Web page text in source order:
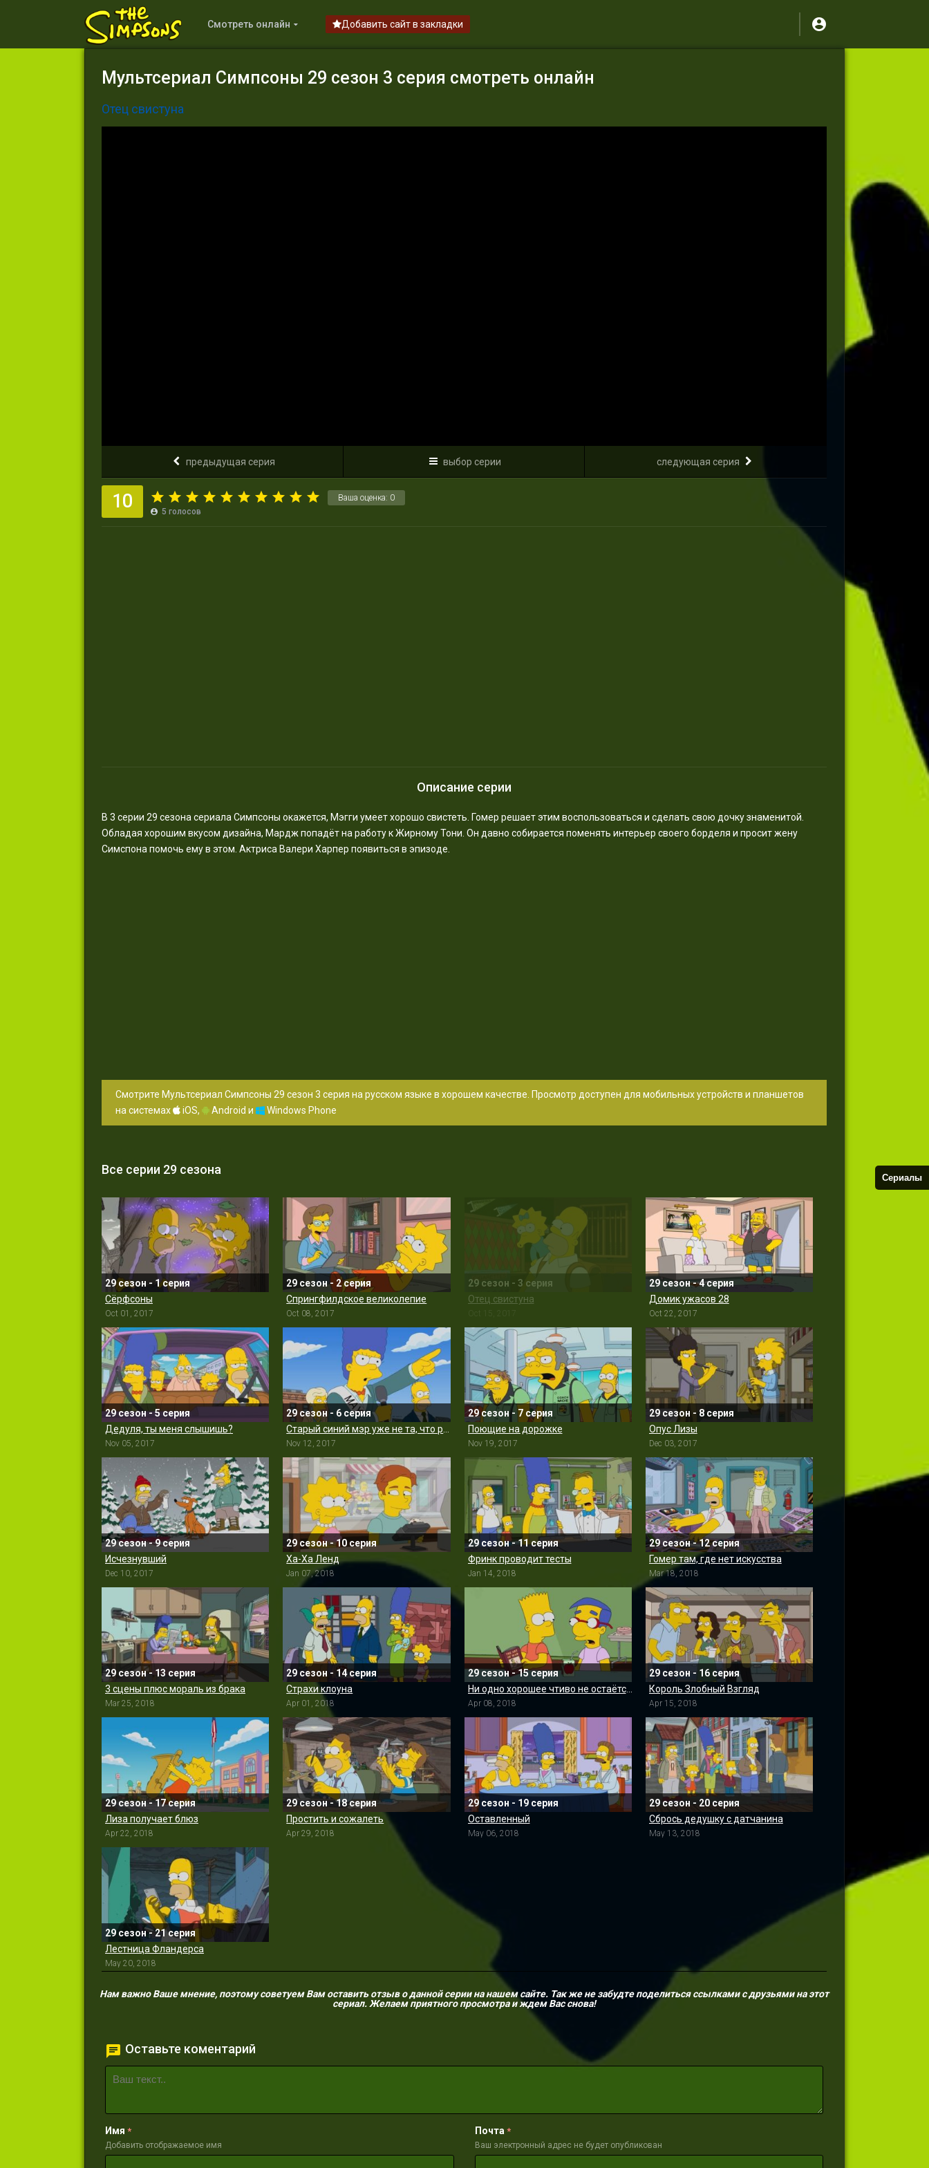
Смотреть онлайн Добавить сайт в закладки
Мультсериал Симпсоны 29 сезон 3 серия смотреть онлайн
Отец свистуна
предыдущая серия выбор серии следующая серия
Ваша оценка: 0
10 5 голосов
Описание серии
В 3 серии 29 сезона сериала Симпсоны окажется, Мэгги умеет хорошо свистеть. Гомер решает этим воспользоваться и сделать свою дочку знаменитой.
Обладая хорошим вкусом дизайна, Мардж попадёт на работу к Жирному Тони. Он давно собирается поменять интерьер своего борделя и просит жену
Симспона помочь ему в этом. Актриса Валери Харпер появиться в эпизоде.
Смотрите Мультсериал Симпсоны 29 сезон 3 серия на русском языке в хорошем качестве. Просмотр доступен для мобильных устройств и планшетов
на системах
iOS, Android и Windows Phone
Все серии 29 сезона
29 сезон - 1 серия
Сёрфсоны
Oct 01, 2017
29 сезон - 2 серия
Спрингфилдское великолепие
Oct 08, 2017
29 сезон - 3 серия
Отец свистуна
29 сезон - 4 серия
Домик ужасов 28
Oct 22, 2017
29 сезон - 5 серия
Дедуля, ты меня слышишь?
Nov 05, 2017
29 сезон - 6 серия
Nov 12, 2017
29 сезон - 7 серия
Поющие на дорожке
Nov 19, 2017
29 сезон - 8 серия
Опус Лизы
Dec 03, 2017
29 сезон - 9 серия
Исчезнувший
Dec 10, 2017
29 сезон - 10 серия
Ха-Ха Ленд
Jan 07, 2018
29 сезон - 11 серия
Фринк проводит тесты
Jan 14, 2018
29 сезон - 12 серия
Гомер там, где нет искусства
Mar 18, 2018
29 сезон - 13 серия
3 сцены плюс мораль из брака
Mar 25, 2018
29 сезон - 14 серия
Страхи клоуна
Apr 01, 2018
29 сезон - 15 серия
Ни одно хорошее чтиво не остаётся безнаказанным
Apr 08, 2018
29 сезон - 16 серия
Король Злобный Взгляд
Apr 15, 2018
29 сезон - 17 серия
Лиза получает блюз
Apr 22, 2018
29 сезон - 18 серия
Простить и сожалеть
Apr 29, 2018
29 сезон - 19 серия
Оставленный
May 06, 2018
29 сезон - 20 серия
Сбрось дедушку с датчанина
May 13, 2018
29 сезон - 21 серия
Лестница Фландерса
May 20, 2018
Нам важно Ваше мнение, поэтому советуем Вам оставить отзыв о данной серии на нашем сайте. Так же не забудте поделиться ссылками с друзьями на этот
сериал. Желаем приятного просмотра и ждем Вас снова!
Оставьте коментарий
Имя *
Добавить отображаемое имя
Почта *
Ваш электронный адрес не будет опубликован
Сериалы